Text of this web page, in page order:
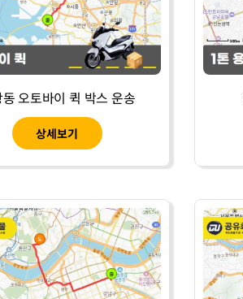
오토바이 퀵 박스 운송
상세보기